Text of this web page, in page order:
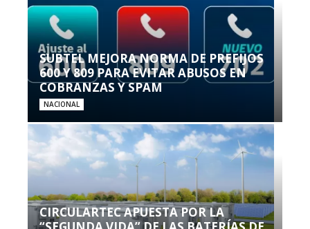
SUBTEL MEJORA NORMA DE PREFIJOS
600 Y 809 PARA EVITAR ABUSOS EN
COBRANZAS Y SPAM
NACIONAL
CIRCULARTEC APUESTA POR LA